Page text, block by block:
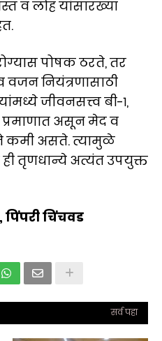
व लोह यांसारख्या
पोषक ठरते, तर
वजन नियंत्रणासाठी
जीवनसत्त्व बी-१,
असून मेद व
कमी असते. त्यामुळे
ही तृणधान्ये अत्यंत उपयुक्त
चिंचवड
सर्व पहा